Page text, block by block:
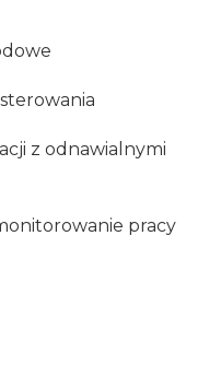
z odnawialnymi
pracy